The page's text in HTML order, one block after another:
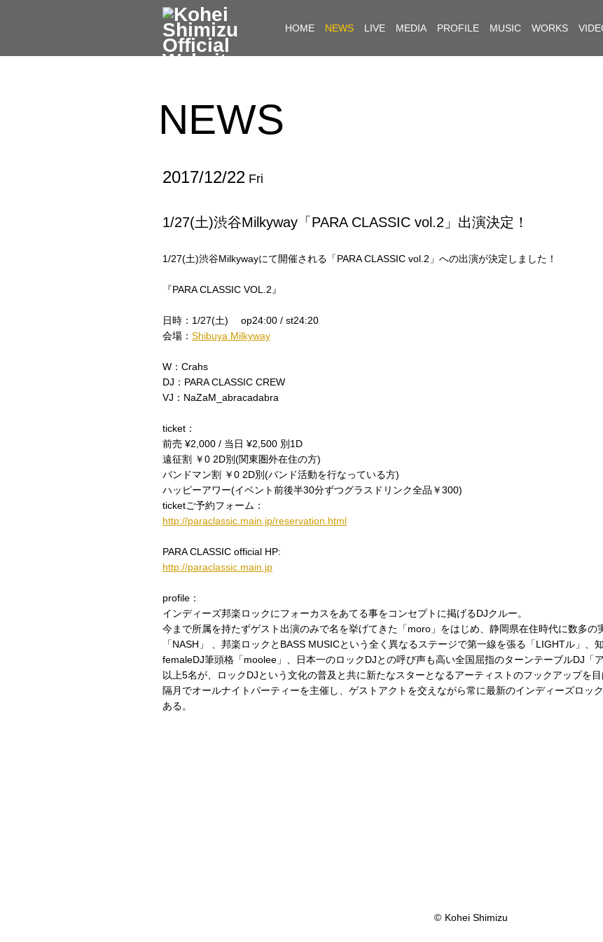
HOME NEWS LIVE MEDIA PROFILE MUSIC WORKS
NEWS
2017/12/22 Fri
1/27(土)渋谷Milkyway「PARA CLASSIC vol.2」出演決定！
1/27(土)渋谷Milkywayにて開催される「PARA CLASSIC vol.2」への出演が決定しました！
『PARA CLASSIC VOL.2』
日時：1/27(土) op24:00 / st24:20
会場： Shibuya Milkyway
W：Crahs
DJ：PARA CLASSIC CREW
VJ：NaZaM_abracadabra
ticket：
前売 ¥2,000 / 当日 ¥2,500 別1D
遠征割 ￥0 2D別(関東圏外在住の方)
バンドマン割 ￥0 2D別(バンド活動を行なっている方)
ハッピーアワー(イベント前後半30分ずつグラスドリンク全品￥300)
ticketご予約フォーム：
http://paraclassic.main.jp/reservation.html
PARA CLASSIC official HP:
http://paraclassic.main.jp
profile：
インディーズ邦楽ロックにフォーカスをあてる事をコンセプトに掲げるDJクルー。
今まで所属を持たずゲスト出演のみで名を挙げてきた「moro」をはじめ、静岡県在住時代に数多の
「NASH」 、邦楽ロックとBASS MUSICという全く異なるステージで第一線を張る「LIGHTル」、
femaleDJ筆頭格「moolee」、日本一のロックDJとの呼び声も高い全国屈指のターンテーブルDJ「ア
以上5名が、ロックDJという文化の普及と共に新たなスターとなるアーティストのフックアップを
隔月でオールナイトパーティーを主催し、ゲストアクトを交えながら常に最新のインディーズロッ
ある。
© Kohei Shimizu